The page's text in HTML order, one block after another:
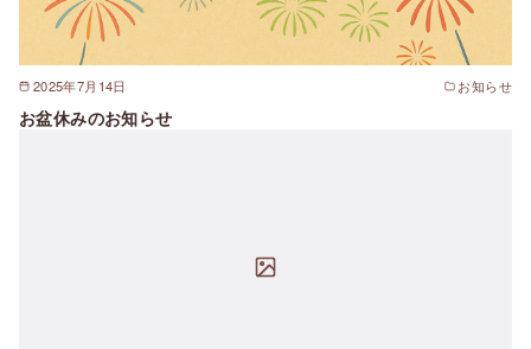
2025年7月14日 お知らせ
お盆休みのお知らせ